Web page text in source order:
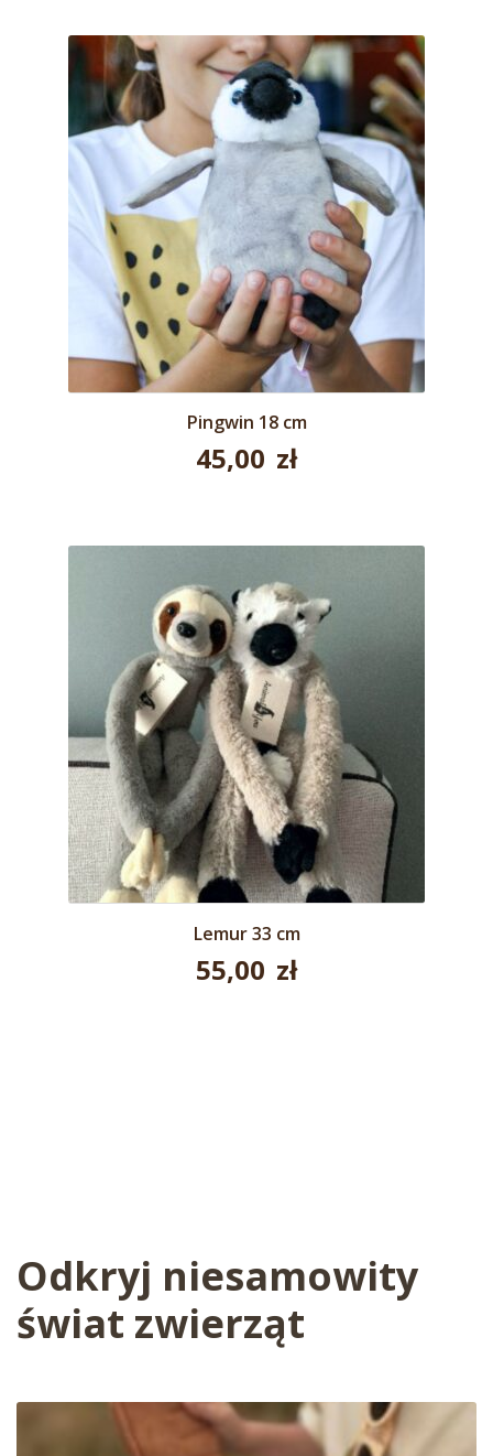
Pingwin 18 cm
45,00 zł
Lemur 33 cm
55,00 zł
Odkryj niesamowity
świat zwierząt